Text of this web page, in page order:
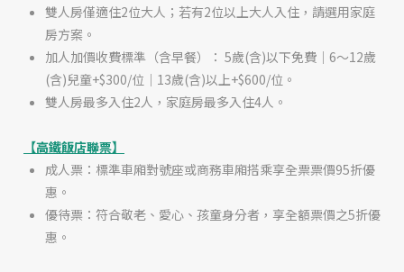
雙人房僅適住2位大人；若有2位以上大人入住，請選用家庭
房方案。
加人加價收費標準（含早餐）： 5歲(含)以下免費｜6〜12歲
(含)兒童+$300/位｜13歲(含)以上+$600/位。
雙人房最多入住2人，家庭房最多入住4人。
【高鐵飯店聯票】
成人票：標準車廂對號座或商務車廂搭乘享全票票價95折優
惠。
優待票：符合敬老、愛心、孩童身分者，享全額票價之5折優
惠。